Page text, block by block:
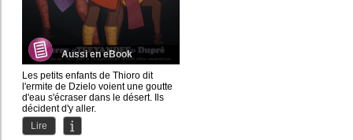
Aussi en eBook
Les petits enfants de Thioro dit
l'ermite de Dzielo voient une goutte
d'eau s'écraser dans le désert. Ils
décident d'y aller.
Lire